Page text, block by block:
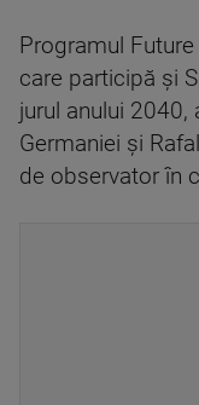
Programul
care participă și
jurul anului 2040,
Germaniei și
de observator în